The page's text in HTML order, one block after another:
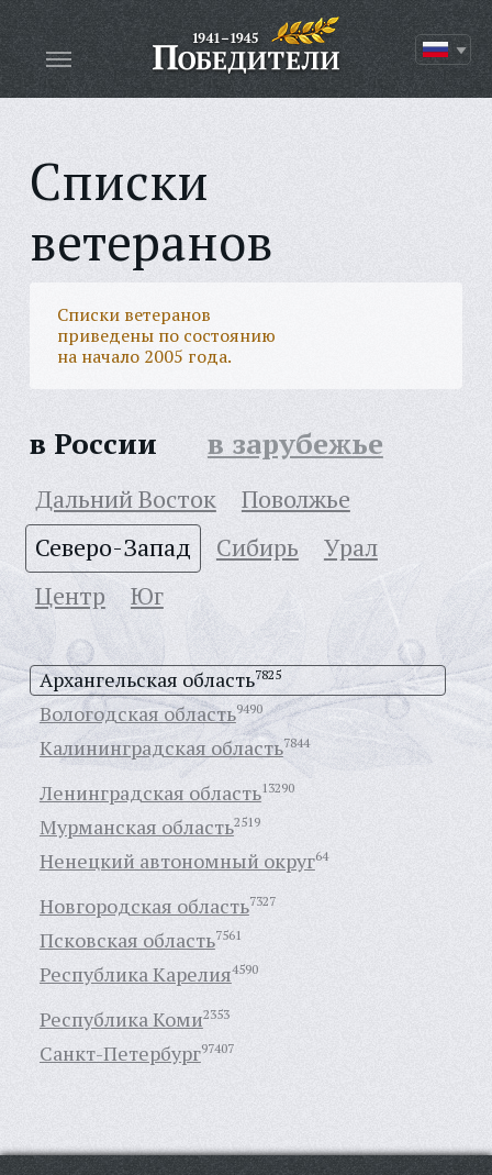
Списки
ветеранов
Списки ветеранов
приведены по состоянию
на начало 2005 года.
в России в зарубежье
Дальний Восток
Поволжье
Северо-Запад
Сибирь
Урал
Центр
Юг
Архангельская область7825
Вологодская область9490
Калининградская область7844
Ленинградская область13290
Мурманская область2519
Ненецкий автономный округ64
Новгородская область7327
Псковская область7561
Республика Карелия4590
Республика Коми2353
Санкт-Петербург97407